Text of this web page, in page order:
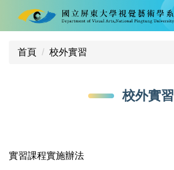
首頁 校外實習
校外實習
實習課程實施辦法